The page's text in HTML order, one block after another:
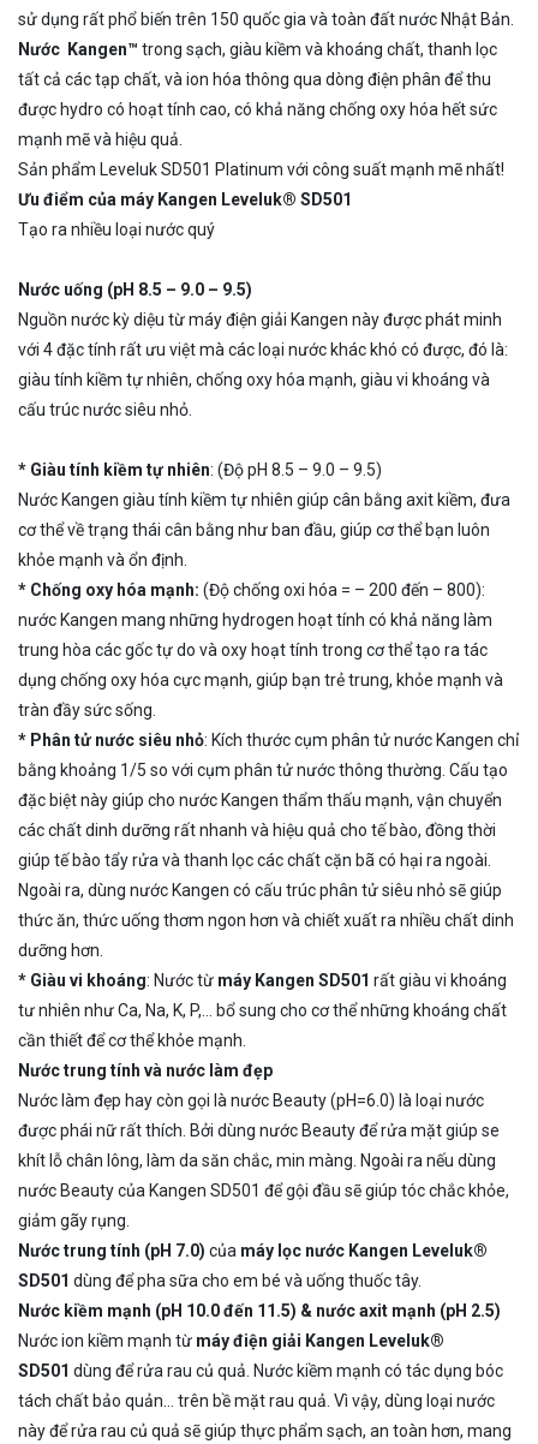
sử dụng rất phổ biến trên 150 quốc gia và toàn đất nước Nhật Bản.
Nước Kangen™ trong sạch, giàu kiềm và khoáng chất, thanh lọc
tất cả các tạp chất, và ion hóa thông qua dòng điện phân để thu
được hydro có hoạt tính cao, có khả năng chống oxy hóa hết sức
mạnh mẽ và hiệu quả.
Sản phẩm Leveluk SD501 Platinum với công suất mạnh mẽ nhất!
Ưu điểm của máy Kangen Leveluk® SD501
Tạo ra nhiều loại nước quý
Nước uống (pH 8.5 – 9.0 – 9.5)
Nguồn nước kỳ diệu từ máy điện giải Kangen này được phát minh
với 4 đặc tính rất ưu việt mà các loại nước khác khó có được, đó là:
giàu tính kiềm tự nhiên, chống oxy hóa mạnh, giàu vi khoáng và
cấu trúc nước siêu nhỏ.
* Giàu tính kiềm tự nhiên: (Độ pH 8.5 – 9.0 – 9.5)
Nước Kangen giàu tính kiềm tự nhiên giúp cân bằng axit kiềm, đưa
cơ thể về trạng thái cân bằng như ban đầu, giúp cơ thể bạn luôn
khỏe mạnh và ổn định.
* Chống oxy hóa mạnh: (Độ chống oxi hóa = – 200 đến – 800):
nước Kangen mang những hydrogen hoạt tính có khả năng làm
trung hòa các gốc tự do và oxy hoạt tính trong cơ thể tạo ra tác
dụng chống oxy hóa cực mạnh, giúp bạn trẻ trung, khỏe mạnh và
tràn đầy sức sống.
* Phân tử nước siêu nhỏ: Kích thước cụm phân tử nước Kangen chỉ
bằng khoảng 1/5 so với cụm phân tử nước thông thường. Cấu tạo
đặc biệt này giúp cho nước Kangen thẩm thấu mạnh, vận chuyển
các chất dinh dưỡng rất nhanh và hiệu quả cho tế bào, đồng thời
giúp tế bào tẩy rửa và thanh lọc các chất cặn bã có hại ra ngoài.
Ngoài ra, dùng nước Kangen có cấu trúc phân tử siêu nhỏ sẽ giúp
thức ăn, thức uống thơm ngon hơn và chiết xuất ra nhiều chất dinh
dưỡng hơn.
* Giàu vi khoáng: Nước từ máy Kangen SD501 rất giàu vi khoáng
tư nhiên như Ca, Na, K, P,… bổ sung cho cơ thể những khoáng chất
cần thiết để cơ thể khỏe mạnh.
Nước trung tính và nước làm đẹp
Nước làm đẹp hay còn gọi là nước Beauty (pH=6.0) là loại nước
được phái nữ rất thích. Bởi dùng nước Beauty để rửa mặt giúp se
khít lỗ chân lông, làm da săn chắc, min màng. Ngoài ra nếu dùng
nước Beauty của Kangen SD501 để gội đầu sẽ giúp tóc chắc khỏe,
giảm gãy rụng.
Nước trung tính (pH 7.0) của máy lọc nước Kangen Leveluk®
SD501 dùng để pha sữa cho em bé và uống thuốc tây.
Nước kiềm mạnh (pH 10.0 đến 11.5) & nước axit mạnh (pH 2.5)
Nước ion kiềm mạnh từ máy điện giải Kangen Leveluk®
SD501 dùng để rửa rau củ quả. Nước kiềm mạnh có tác dụng bóc
tách chất bảo quản… trên bề mặt rau quả. Vì vậy, dùng loại nước
này để rửa rau củ quả sẽ giúp thực phẩm sạch, an toàn hơn, mang